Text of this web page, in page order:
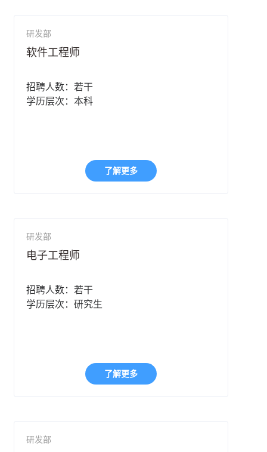
研发部
软件工程师
招聘人数：若干
学历层次：本科
了解更多
研发部
电子工程师
招聘人数：若干
学历层次：研究生
了解更多
研发部